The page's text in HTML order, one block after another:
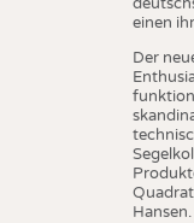
einen
Der
Hansen.